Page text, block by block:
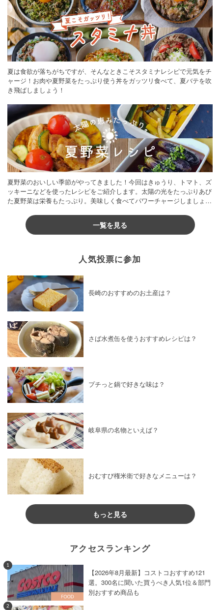
夏は食欲が落ちがちですが、そんなときこそスタミナレシピで元気をチ
ャージ！お肉や夏野菜をたっぷり使う丼をガッツリ食べて、夏バテを吹
き飛ばしましょう！
夏野菜のおいしい季節がやってきました！今回はきゅうり、トマト、ズ
ッキーニなどを使ったレシピをご紹介します。太陽の光をたっぷりあび
た夏野菜は栄養もたっぷり。美味しく食べてパワーチャージしましょう
一覧を見る
人気投票に参加
長崎のおすすめのお土産は？
さば水煮缶を使うおすすめレシピは？
プチっと鍋で好きな味は？
岐阜県の名物といえば？
おむすび権米衛で好きなメニューは？
もっと見る
アクセスランキング
1
【2026年8月最新】コストコおすすめ121
選。300名に聞いた買うべき人気1位＆部門
別おすすめ商品も
2